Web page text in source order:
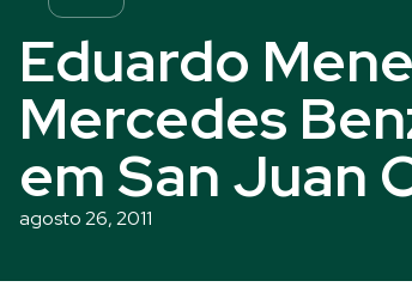
Eduardo
Mercedes
em San Juan
agosto 26, 2011